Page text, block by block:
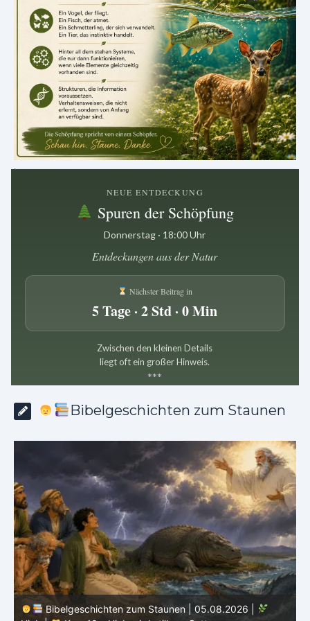
.
NEUE ENTDECKUNG
Spuren der Schöpfung
Donnerstag · 18:00 Uhr
Entdeckungen aus der Natur
Nächster Beitrag in
5 Tage · 2 Std · 0 Min
Zwischen den kleinen Details
liegt oft ein großer Hinweis.
***
Bibelgeschichten zum Staunen
Bibelgeschichten zum Staunen | 04.08.2026 |